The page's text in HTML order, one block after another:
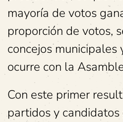
mayoría de votos
proporción de votos,
concejos municipales
ocurre con la
Con este primer
partidos y